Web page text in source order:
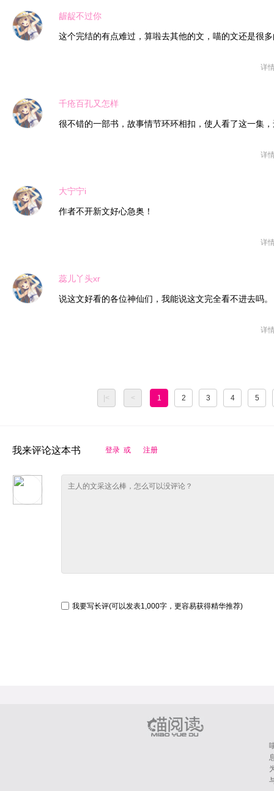
龌龊不过你
这个完结的有点难过，算啦去其他的文，喵的文还是很
详
千疮百孔又怎样
很不错的一部书，故事情节环环相扣，使人看了这一集
详
大宁宁i
作者不开新文好心急奥！
详
蕊儿丫头xr
说这文好看的各位神仙们，我能说这文完全看不进去吗。
详
|< < 1 2 3 4 5
我来评论这本书 登录 或 注册
我要写长评(可以发表1,000字，更容易获得精华推荐)